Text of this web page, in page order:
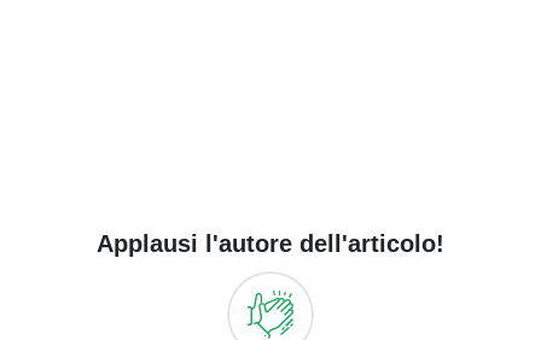
Applausi l'autore dell'articolo!